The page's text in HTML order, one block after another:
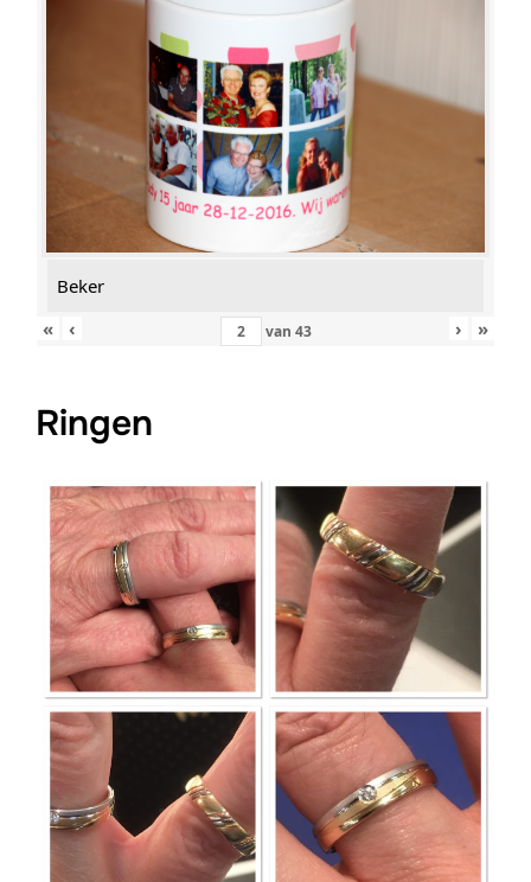
Beker
«
‹ van 43 › »
Ringen